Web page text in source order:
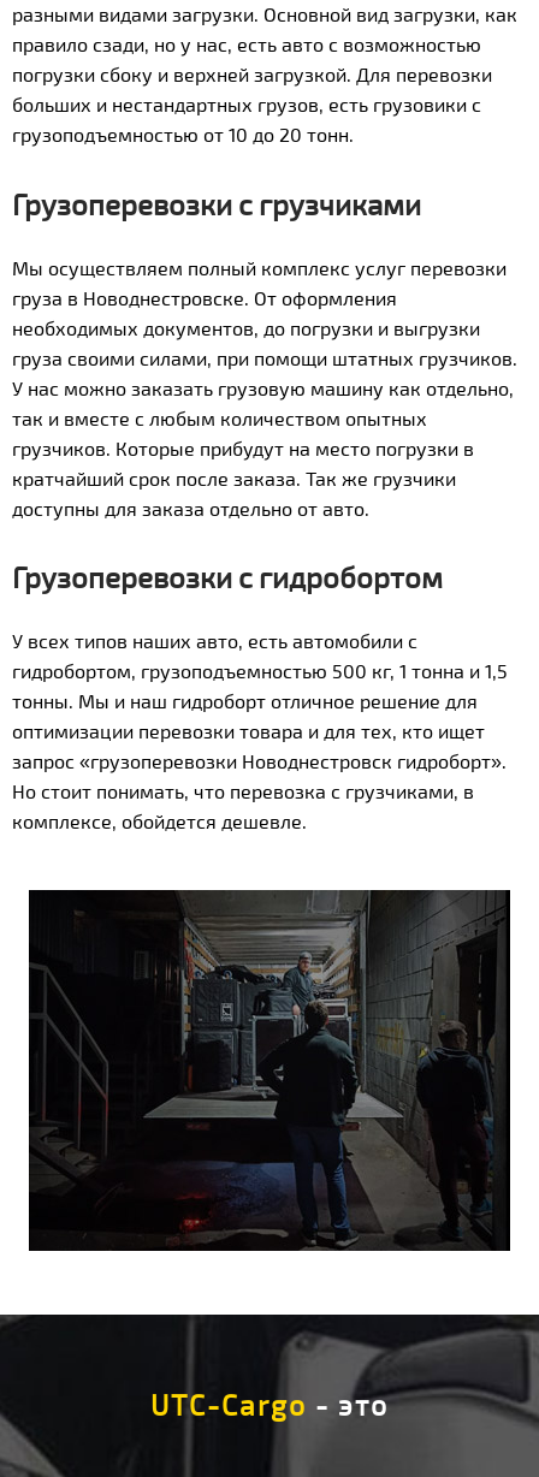
разными видами загрузки. Основной вид загрузки, как
правило сзади, но у нас, есть авто с возможностью
погрузки сбоку и верхней загрузкой. Для перевозки
больших и нестандартных грузов, есть грузовики с
грузоподъемностью от 10 до 20 тонн.
Грузоперевозки с грузчиками
Мы осуществляем полный комплекс услуг перевозки
груза в Новоднестровске. От оформления
необходимых документов, до погрузки и выгрузки
груза своими силами, при помощи штатных грузчиков.
У нас можно заказать грузовую машину как отдельно,
так и вместе с любым количеством опытных
грузчиков. Которые прибудут на место погрузки в
кратчайший срок после заказа. Так же грузчики
доступны для заказа отдельно от авто.
Грузоперевозки с гидробортом
У всех типов наших авто, есть автомобили с
гидробортом, грузоподъемностью 500 кг, 1 тонна и 1,5
тонны. Мы и наш гидроборт отличное решение для
оптимизации перевозки товара и для тех, кто ищет
запрос «грузоперевозки Новоднестровск гидроборт».
Но стоит понимать, что перевозка с грузчиками, в
комплексе, обойдется дешевле.
UTC-Cargo - это